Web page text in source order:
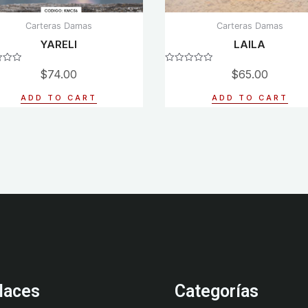
Carteras Damas
YARELI
$74.00
ADD TO CART
Carteras Damas
LAILA
$65.00
ADD TO CART
Categorías